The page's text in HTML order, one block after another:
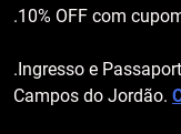
.10% OFF com
.Ingresso e
Campos do Jordão.